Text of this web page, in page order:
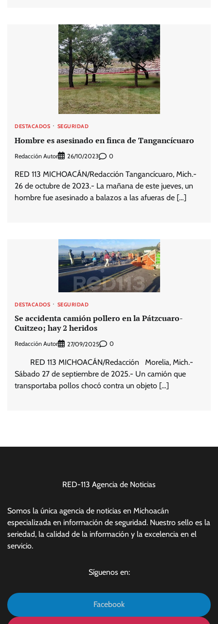
DESTACADOS SEGURIDAD
Hombre es asesinado en finca de Tangancícuaro
Redacción Autor 26/10/2023 0
RED 113 MICHOACÁN/Redacción Tangancícuaro, Mich.-
26 de octubre de 2023.- La mañana de este jueves, un
hombre fue asesinado a balazos a las afueras de […]
DESTACADOS SEGURIDAD
Se accidenta camión pollero en la Pátzcuaro-
Cuitzeo; hay 2 heridos
Redacción Autor 27/09/2025 0
RED 113 MICHOACÁN/Redacción Morelia, Mich.-
Sábado 27 de septiembre de 2025.- Un camión que
transportaba pollos chocó contra un objeto […]
RED-113 Agencia de Noticias
Somos la única agencia de noticias en Michoacán
especializada en información de seguridad. Nuestro sello es la
seriedad, la calidad de la información y la excelencia en el
servicio.
Síguenos en:
Facebook